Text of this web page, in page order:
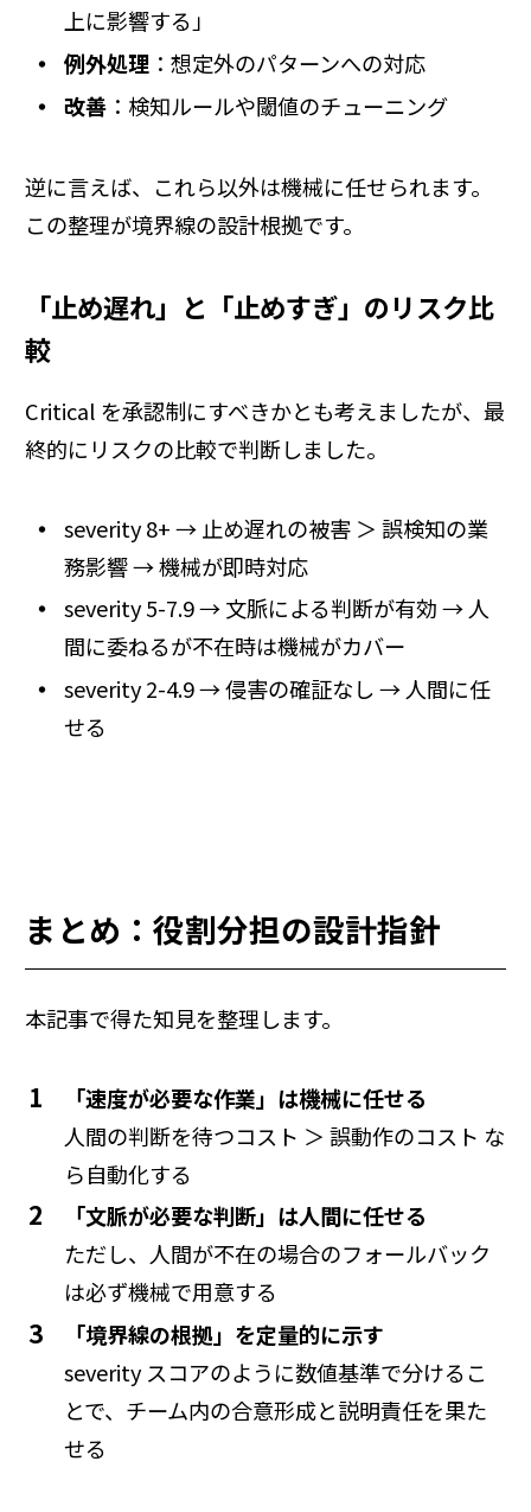
上に影響する」
例外処理：想定外のパターンへの対応
改善：検知ルールや閾値のチューニング
逆に言えば、これら以外は機械に任せられます。
この整理が境界線の設計根拠です。
「止め遅れ」と「止めすぎ」のリスク比
較
Critical を承認制にすべきかとも考えましたが、最
終的にリスクの比較で判断しました。
severity 8+ → 止め遅れの被害 ＞ 誤検知の業
務影響 → 機械が即時対応
severity 5-7.9 → 文脈による判断が有効 → 人
間に委ねるが不在時は機械がカバー
severity 2-4.9 → 侵害の確証なし → 人間に任
せる
まとめ：役割分担の設計指針
本記事で得た知見を整理します。
「速度が必要な作業」は機械に任せる
人間の判断を待つコスト ＞ 誤動作のコスト な
ら自動化する
「文脈が必要な判断」は人間に任せる
ただし、人間が不在の場合のフォールバック
は必ず機械で用意する
「境界線の根拠」を定量的に示す
severity スコアのように数値基準で分けるこ
とで、チーム内の合意形成と説明責任を果た
せる